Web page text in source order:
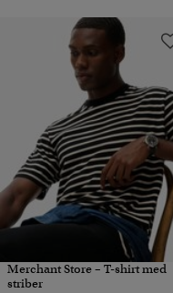
Merchant Store – T-shirt med
striber